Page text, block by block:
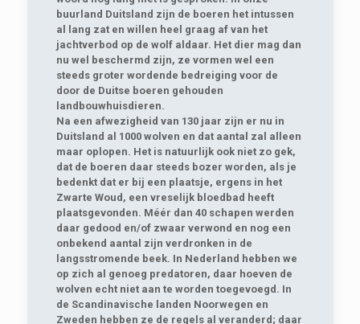
buurland Duitsland zijn de boeren het intussen
al lang zat en willen heel graag af van het
jachtverbod op de wolf aldaar. Het dier mag dan
nu wel beschermd zijn, ze vormen wel een
steeds groter wordende bedreiging voor de
door de Duitse boeren gehouden
landbouwhuisdieren.
Na een afwezigheid van 130 jaar zijn er nu in
Duitsland al 1000 wolven en dat aantal zal alleen
maar oplopen. Het is natuurlijk ook niet zo gek,
dat de boeren daar steeds bozer worden, als je
bedenkt dat er bij een plaatsje, ergens in het
Zwarte Woud, een vreselijk bloedbad heeft
plaatsgevonden. Méér dan 40 schapen werden
daar gedood en/of zwaar verwond en nog een
onbekend aantal zijn verdronken in de
langsstromende beek. In Nederland hebben we
op zich al genoeg predatoren, daar hoeven de
wolven echt niet aan te worden toegevoegd. In
de Scandinavische landen Noorwegen en
Zweden hebben ze de regels al veranderd; daar